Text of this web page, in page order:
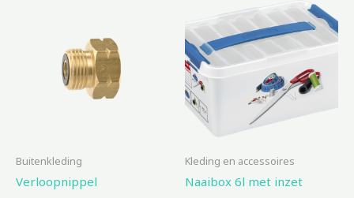
Buitenkleding
Verloopnippel
Kleding en accessoires
Naaibox 6l met inzet